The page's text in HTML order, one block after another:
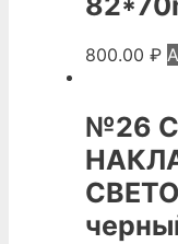
800.00 ₽
№26